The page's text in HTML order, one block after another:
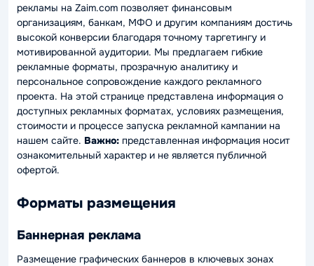
рекламы на Zaim.com позволяет финансовым
организациям, банкам, МФО и другим компаниям достичь
высокой конверсии благодаря точному таргетингу и
мотивированной аудитории. Мы предлагаем гибкие
рекламные форматы, прозрачную аналитику и
персональное сопровождение каждого рекламного
проекта. На этой странице представлена информация о
доступных рекламных форматах, условиях размещения,
стоимости и процессе запуска рекламной кампании на
нашем сайте. Важно: представленная информация носит
ознакомительный характер и не является публичной
офертой.
Форматы размещения
Баннерная реклама
Размещение графических баннеров в ключевых зонах